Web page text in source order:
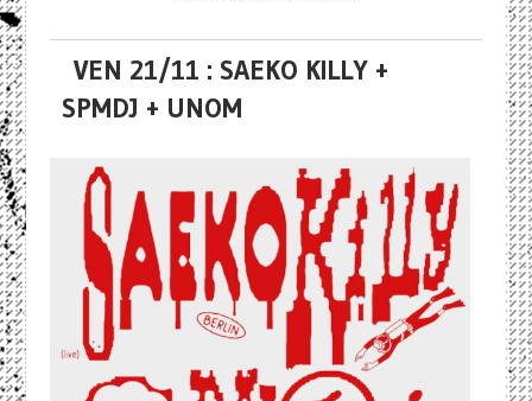
VEN 21/11 : SAEKO KILLY +
SPMDJ + UNOM